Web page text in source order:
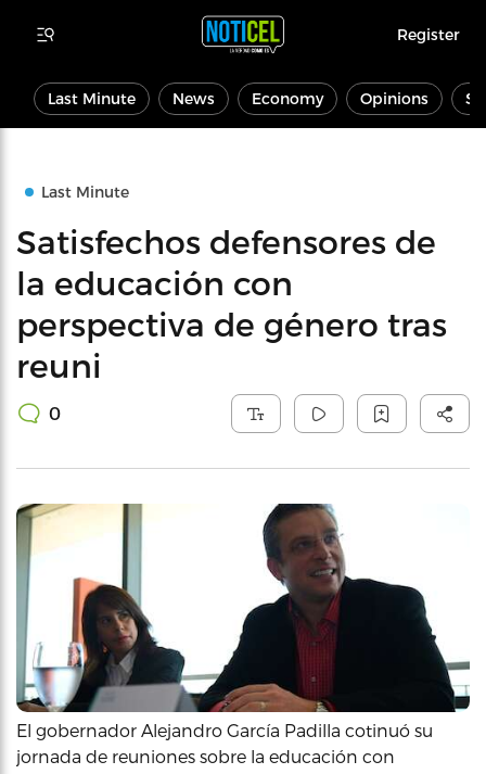
Register
Last Minute News Economy Opinions
Last Minute
Satisfechos defensores de
la educación con
perspectiva de género tras
reuni
0
El gobernador Alejandro García Padilla cotinuó su
jornada de reuniones sobre la educación con